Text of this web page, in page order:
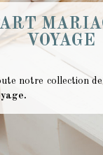
VOYAGE
notre collection de